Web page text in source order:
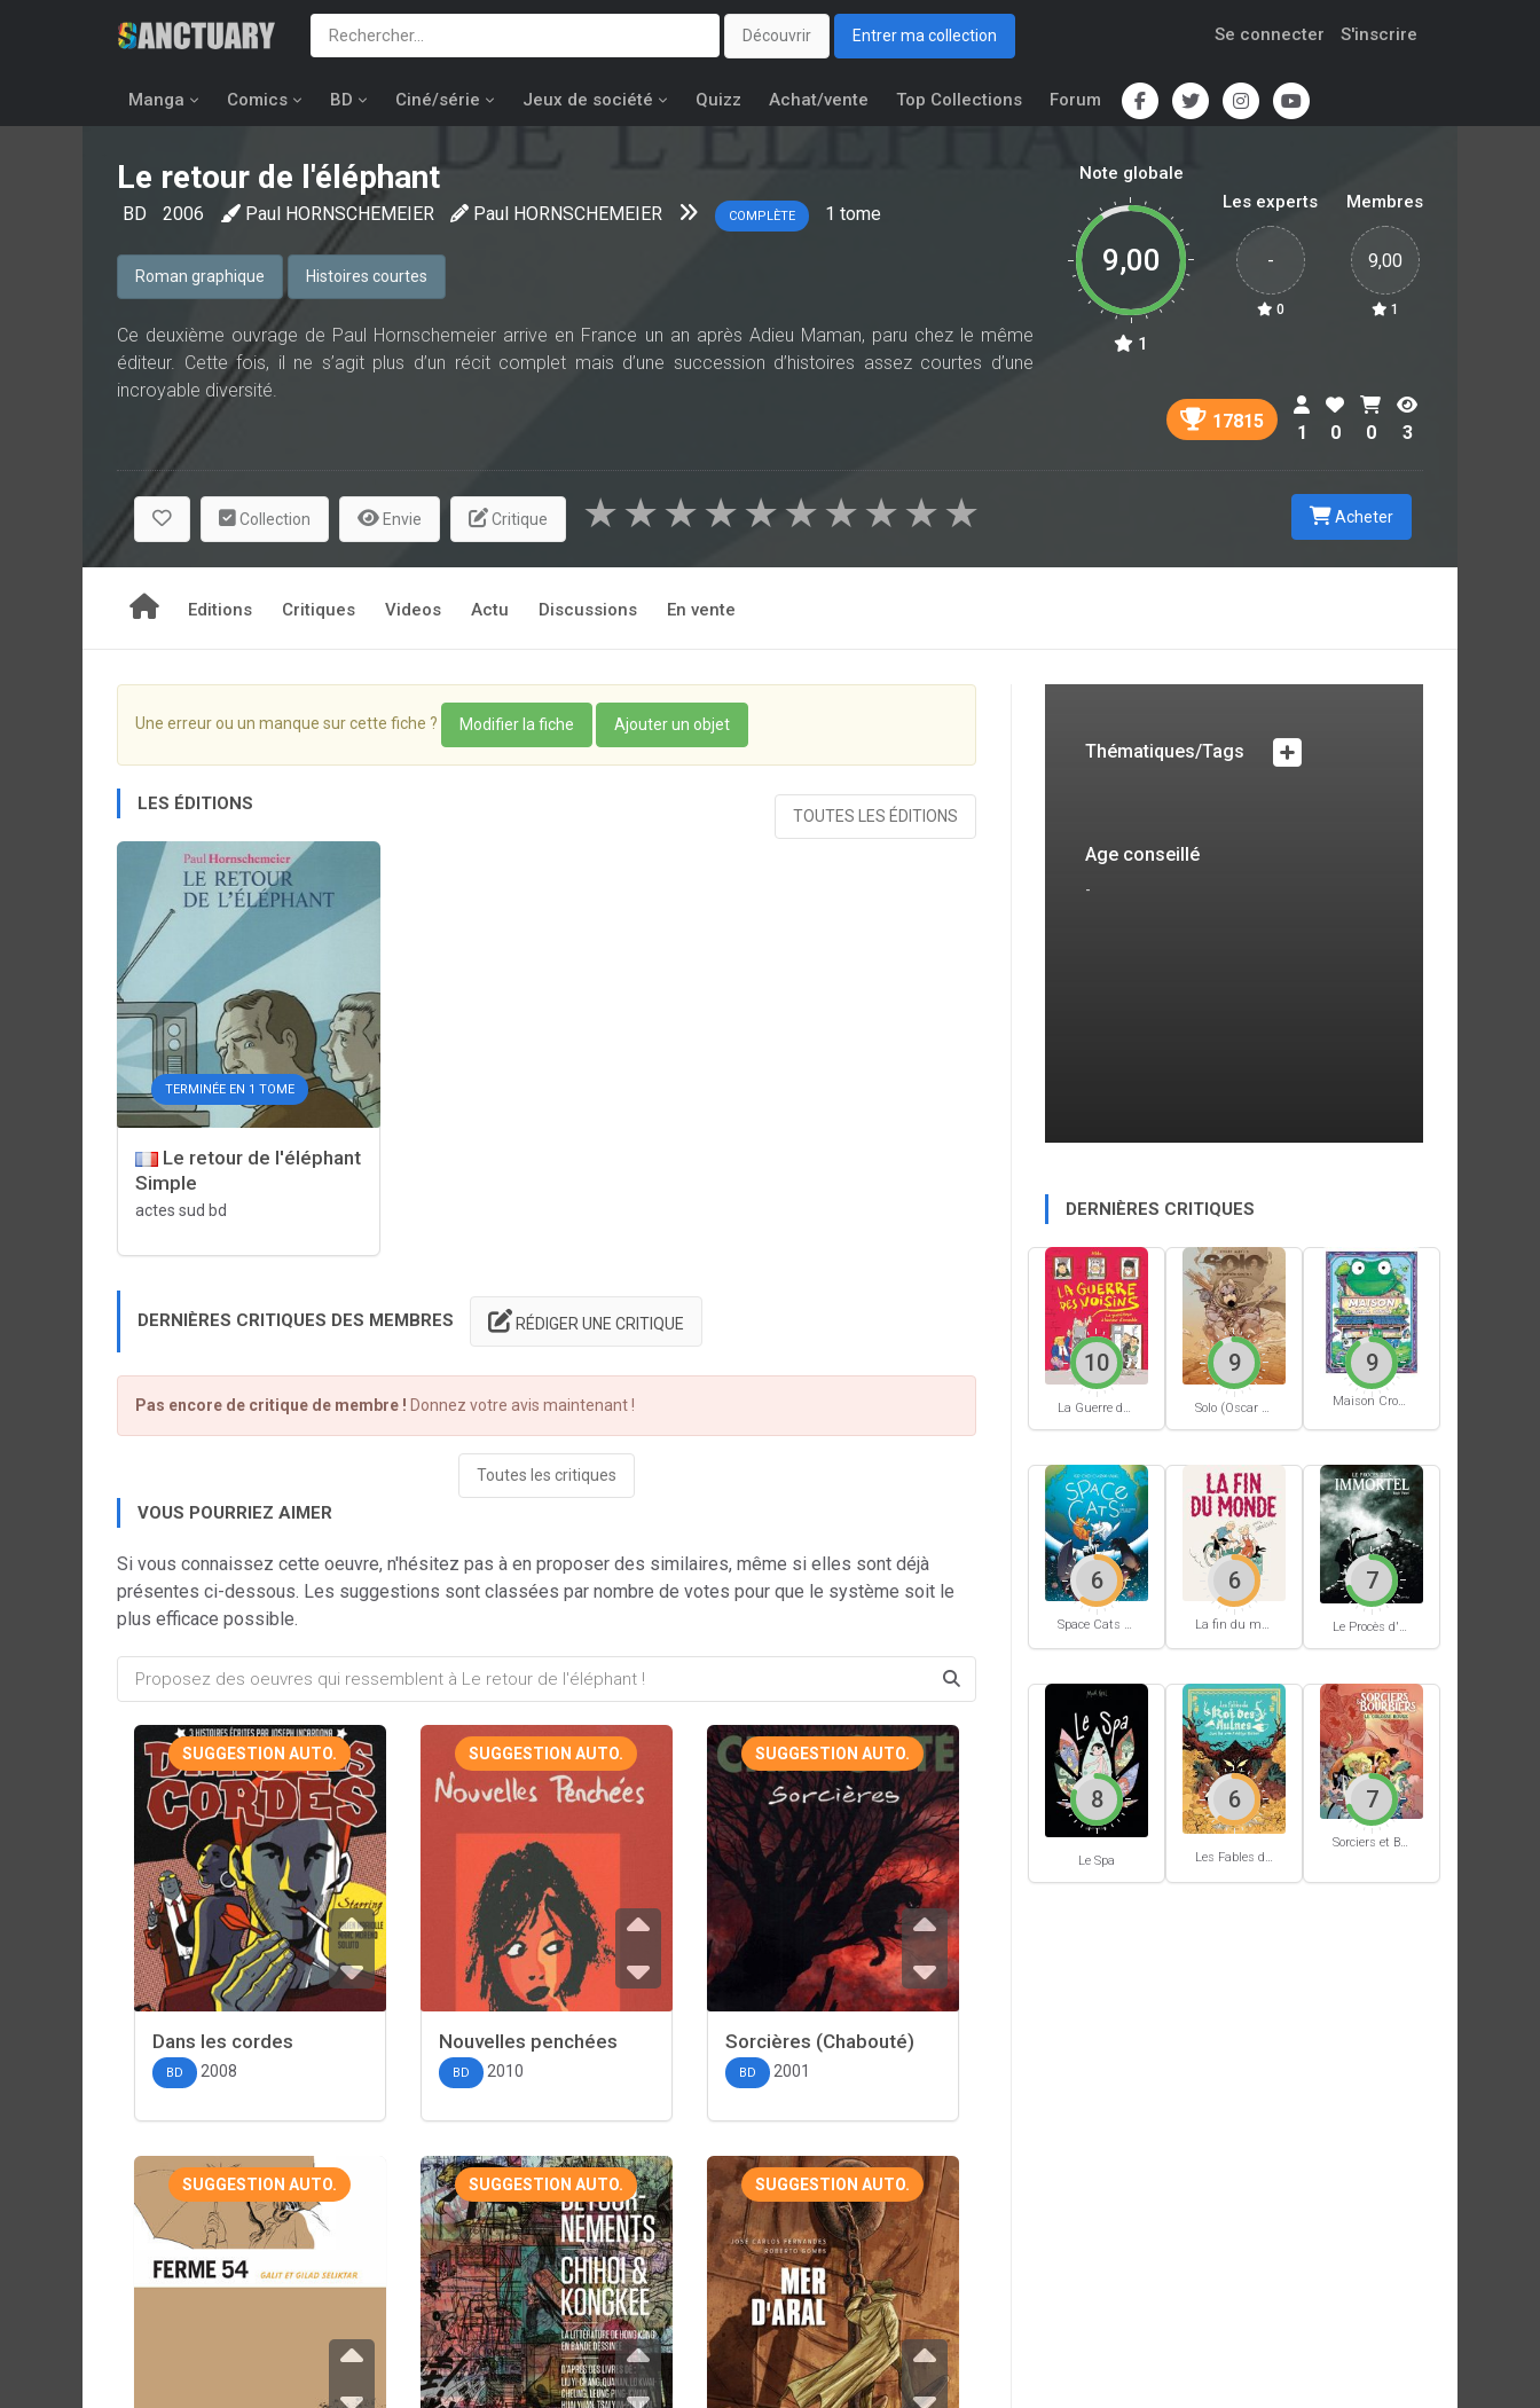
Découvrir Entrer ma collection Se connecter S'inscrire
Manga Comics BD Ciné/série Jeux de société Quizz Achat/vente Top Collections Forum
Le retour de l'éléphant
BD 2006 Paul HORNSCHEMEIER Paul HORNSCHEMEIER COMPLÈTE 1 tome
Roman graphique Histoires courtes
Ce deuxième ouvrage de Paul Hornschemeier arrive en France un an après Adieu Maman, paru chez le même
éditeur. Cette fois, il ne s’agit plus d’un récit complet mais d’une succession d’histoires assez courtes d’une
incroyable diversité.
Note globale
9,00
1
Les experts
-
0
Membres
9,00
1
17815
1 0 0 3
Collection Envie Critique ★
★
★
★
★
★
★
★
★
★ Acheter
Editions Critiques Videos Actu Discussions En vente
Une erreur ou un manque sur cette fiche ? Modifier la fiche Ajouter un objet
LES ÉDITIONS
TOUTES LES ÉDITIONS
TERMINÉE EN 1 TOME
Le retour de l'éléphant
Simple
actes sud bd
DERNIÈRES CRITIQUES DES MEMBRES RÉDIGER UNE CRITIQUE
Pas encore de critique de membre ! Donnez votre avis maintenant !
Toutes les critiques
VOUS POURRIEZ AIMER
Si vous connaissez cette oeuvre, n'hésitez pas à en proposer des similaires, même si elles sont déjà
présentes ci-dessous. Les suggestions sont classées par nombre de votes pour que le système soit le
plus efficace possible.
SUGGESTION AUTO.
Dans les cordes
BD 2008
SUGGESTION AUTO.
Nouvelles penchées
BD 2010
SUGGESTION AUTO.
Sorcières (Chabouté)
BD 2001
SUGGESTION AUTO. SUGGESTION AUTO. SUGGESTION AUTO.
Thématiques/Tags
Age conseillé
-
DERNIÈRES CRITIQUES
La Guerre des voisins
10
Solo (Oscar Martin) #1
9
Maison Croâ Croâ
9
Space Cats #1
6
La fin du monde (Stanislas)
6 7
Le Spa
8
Les Fables du Roi des Aulnes
6
Sorciers et Bourbiers #1
7